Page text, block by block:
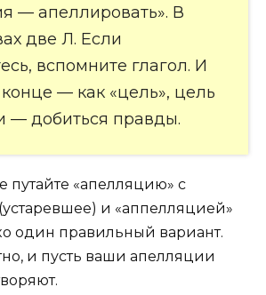
— апеллировать». В
две Л. Если
вспомните глагол. И
— как «цель», цель
— добиться правды.
путайте «апелляцию» с
и «аппелляцией»
один правильный вариант.
и пусть ваши апелляции